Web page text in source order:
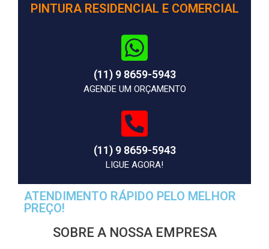
PINTURA RESIDENCIAL E COMERCIAL
(11) 9 8659-5943
AGENDE UM ORÇAMENTO
(11) 9 8659-5943
LIGUE AGORA!
ATENDIMENTO RÁPIDO PELO MELHOR
PREÇO!
SOBRE A NOSSA EMPRESA